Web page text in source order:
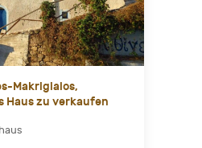
Makrigialos,
Haus zu verkaufen